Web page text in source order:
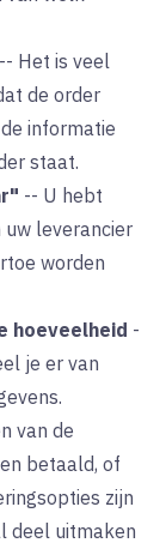
-- Het is veel
de order
informatie
staat.
-- U hebt
uw leverancier
worden
hoeveelheid -
je er van
van de
betaald, of
zijn
deel uitmaken